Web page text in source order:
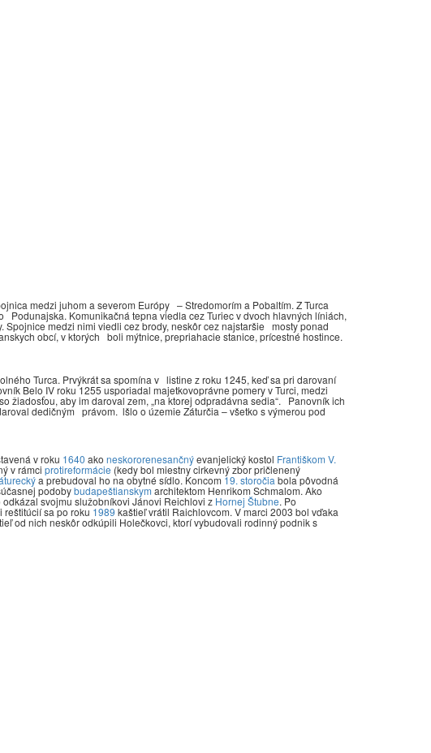
medzi juhom a severom Európy – Stredomorím a Pobaltím. Z Turca
Komunikačná tepna viedla cez Turiec v dvoch hlavných líniách,
medzi nimi viedli cez brody, neskôr cez najstaršie mosty ponad
obcí, v ktorých boli mýtnice, prepriahacie stanice, prícestné hostince.
Turca. Prvýkrát sa spomína v listine z roku 1245, keď sa pri darovaní
Belo IV roku 1255 usporiadal majetkovoprávne pomery v Turci, medzi
žiadosťou, aby im daroval zem, „na ktorej odpradávna sedia“. Panovník ich
dedičným právom. lšlo o územie Záturčia – všetko s výmerou pod
v roku 1640 ako neskororenesančnýevanjelický kostol Františkom V.
v rámci protireformácie (kedy bol miestny cirkevný zbor pričlenený
a prebudoval ho na obytné sídlo. Koncom 19. storočia bola pôvodná
podobybudapeštianskym architektom Henrikom Schmalom. Ako
odkázal svojmu služobníkovi Jánovi Reichlovi z Hornej Štubne. Po
reštitúcií sa po roku 1989 kaštieľ vrátil Raichlovcom. V marci 2003 bol vďaka
od nich neskôr odkúpili Holečkovci, ktorí vybudovali rodinný podnik s